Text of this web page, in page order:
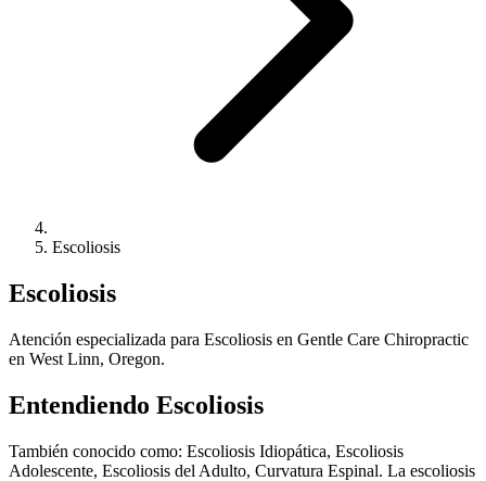
Escoliosis
Escoliosis
Atención especializada para Escoliosis en Gentle Care Chiropractic
en West Linn, Oregon.
Entendiendo Escoliosis
También conocido como: Escoliosis Idiopática, Escoliosis
Adolescente, Escoliosis del Adulto, Curvatura Espinal. La escoliosis